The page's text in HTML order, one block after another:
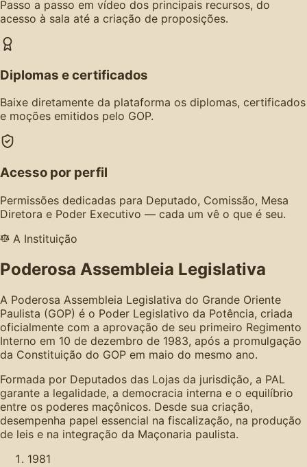
Passo a passo em vídeo dos principais recursos, do
acesso à sala até a criação de proposições.
Diplomas e certificados
Baixe diretamente da plataforma os diplomas, certificados
e moções emitidos pelo GOP.
Acesso por perfil
Permissões dedicadas para Deputado, Comissão, Mesa
Diretora e Poder Executivo — cada um vê o que é seu.
A Instituição
Poderosa Assembleia Legislativa
A Poderosa Assembleia Legislativa do Grande Oriente
Paulista (GOP) é o Poder Legislativo da Potência, criada
oficialmente com a aprovação de seu primeiro Regimento
Interno em 10 de dezembro de 1983, após a promulgação
da Constituição do GOP em maio do mesmo ano.
Formada por Deputados das Lojas da jurisdição, a PAL
garante a legalidade, a democracia interna e o equilíbrio
entre os poderes maçônicos. Desde sua criação,
desempenha papel essencial na fiscalização, na produção
de leis e na integração da Maçonaria paulista.
1981